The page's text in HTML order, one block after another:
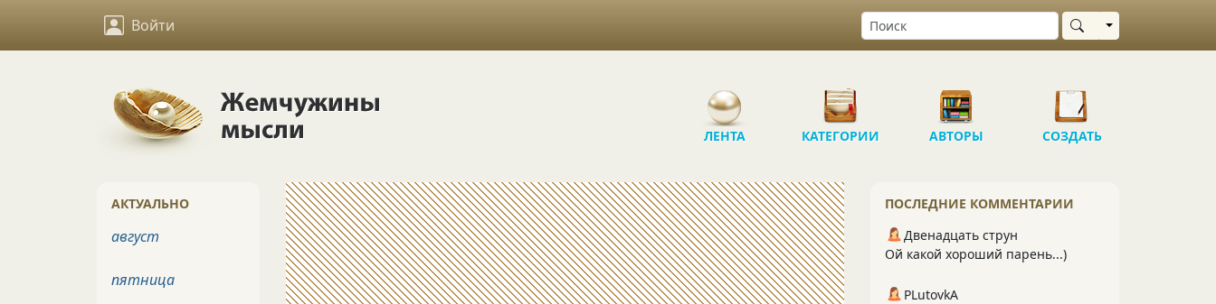
Войти Выбрать область
ЛЕНТА КАТЕГОРИИ АВТОРЫ СОЗДАТЬ
ПОСЛЕДНИЕ КОММЕНТАРИИ
Двенадцать струн
Ой какой хороший парень...)
PLutоvkА
АКТУАЛЬНО
август
пятница